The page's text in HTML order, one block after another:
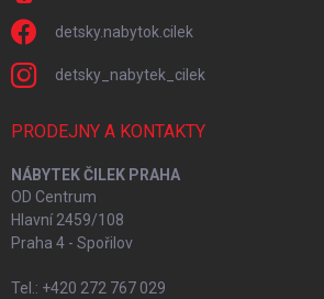
detsky.nabytok.cilek
detsky_nabytek_cilek
PRODEJNY A KONTAKTY
NÁBYTEK ČILEK PRAHA
OD Centrum
Hlavní 2459/108
Praha 4 - Spořilov
Tel.: +420 272 767 029